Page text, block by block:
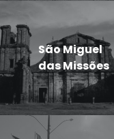
São Miguel
das Missões